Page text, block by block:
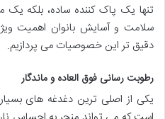
تنها یک پاک کننده ساده، بلکه
سلامت و آسایش بانوان اهمیت
دقیق تر این خصوصیات می پردازیم.
رطوبت رسانی فوق العاده و ماندگار
یکی از اصلی ترین دغدغه های